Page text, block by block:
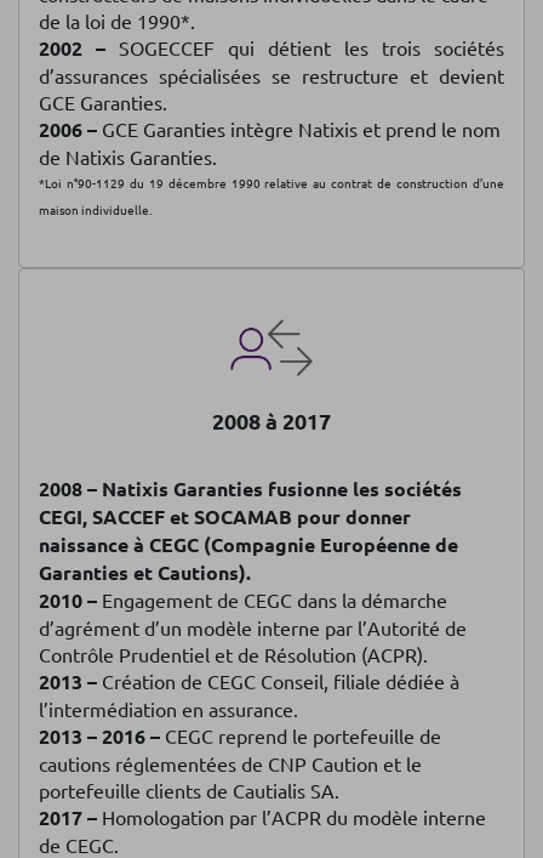
de la loi de 1990*.
2002 – SOGECCEF qui détient les trois sociétés
d’assurances spécialisées se restructure et devient
GCE Garanties.
2006 – GCE Garanties intègre Natixis et prend le nom
de Natixis Garanties.
*Loi n°90-1129 du 19 décembre 1990 relative au contrat de construction d’une
maison individuelle.
2008 à 2017
2008 – Natixis Garanties fusionne les sociétés
CEGI, SACCEF et SOCAMAB pour donner
naissance à CEGC (Compagnie Européenne de
Garanties et Cautions).
2010 – Engagement de CEGC dans la démarche
d’agrément d’un modèle interne par l’Autorité de
Contrôle Prudentiel et de Résolution (ACPR).
2013 – Création de CEGC Conseil, filiale dédiée à
l’intermédiation en assurance.
2013 – 2016 – CEGC reprend le portefeuille de
cautions réglementées de CNP Caution et le
portefeuille clients de Cautialis SA.
2017 – Homologation par l’ACPR du modèle interne
de CEGC.